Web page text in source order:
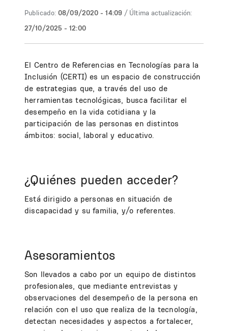
Publicado: 08/09/2020 - 14:09 / Última actualización:
27/10/2025 - 12:00
El Centro de Referencias en Tecnologías para la
Inclusión (CERTI) es un espacio de construcción
de estrategias que, a través del uso de
herramientas tecnológicas, busca facilitar el
desempeño en la vida cotidiana y la
participación de las personas en distintos
ámbitos: social, laboral y educativo.
¿Quiénes pueden acceder?
Está dirigido a personas en situación de
discapacidad y su familia, y/o referentes.
Asesoramientos
Son llevados a cabo por un equipo de distintos
profesionales, que mediante entrevistas y
observaciones del desempeño de la persona en
relación con el uso que realiza de la tecnología,
detectan necesidades y aspectos a fortalecer,